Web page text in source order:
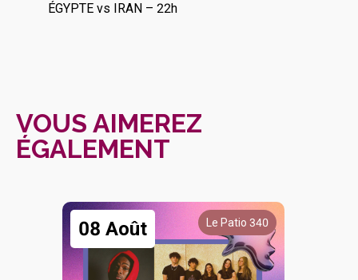
ÉGYPTE vs IRAN – 22h
VOUS AIMEREZ
ÉGALEMENT
08 Août Le Patio 340